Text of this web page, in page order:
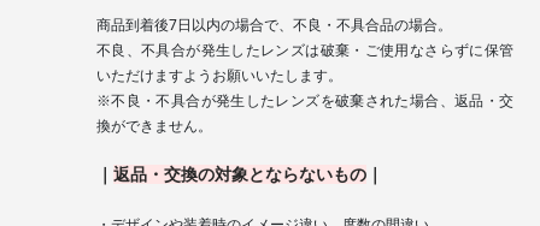
商品到着後7日以内の場合で、不良・不具合品の場合。
不良、不具合が発生したレンズは破棄・ご使用なさらずに保管
いただけますようお願いいたします。
※不良・不具合が発生したレンズを破棄された場合、返品・交
換ができません。
返品 ・ 交換の対象とならないもの